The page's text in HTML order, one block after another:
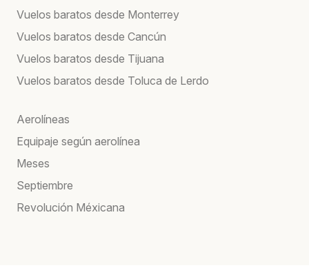
Vuelos baratos desde Monterrey
Vuelos baratos desde Cancún
Vuelos baratos desde Tijuana
Vuelos baratos desde Toluca de Lerdo
Aerolíneas
Equipaje según aerolínea
Meses
Septiembre
Revolución Méxicana